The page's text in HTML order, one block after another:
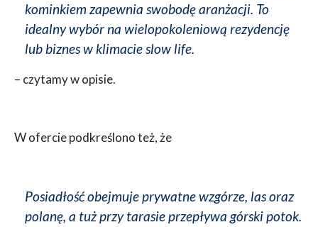
kominkiem zapewnia swobodę aranżacji. To
idealny wybór na wielopokoleniową rezydencję
lub biznes w klimacie slow life.
– czytamy w opisie.
W ofercie podkreślono też, że
Posiadłość obejmuje prywatne wzgórze, las oraz
polanę, a tuż przy tarasie przepływa górski potok.